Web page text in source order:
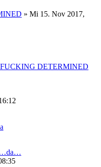
» Mi 15. Nov 2017,
DETERMINED